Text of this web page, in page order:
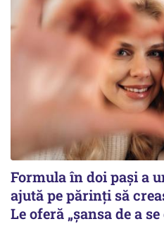
Formula în doi pași a
ajută pe părinți să
Le oferă „șansa de a